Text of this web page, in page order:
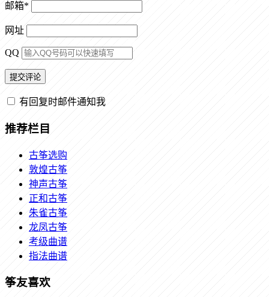
邮箱*
网址
QQ
有回复时邮件通知我
推荐栏目
古筝选购
敦煌古筝
神声古筝
正和古筝
朱雀古筝
龙凤古筝
考级曲谱
指法曲谱
筝友喜欢